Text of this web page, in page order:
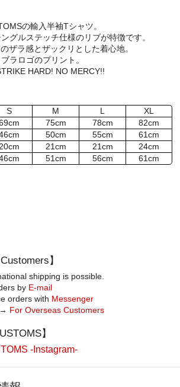
の輸入半袖Tシャツ。
グルステッチ仕様のリブが特徴です。
ザラ感とザックリとした着心地。
ラロゴのプリント。
HARD! NO MERCY!!
S M L
XL
75cm 78cm
82cm
50cm 55cm
61cm
20cm 21cm 21cm
24cm
51cm 56cm 61cm
】
shipping is possible.
by E-mail
orders with Messenger
For Overseas Customers
】
-Instagram-